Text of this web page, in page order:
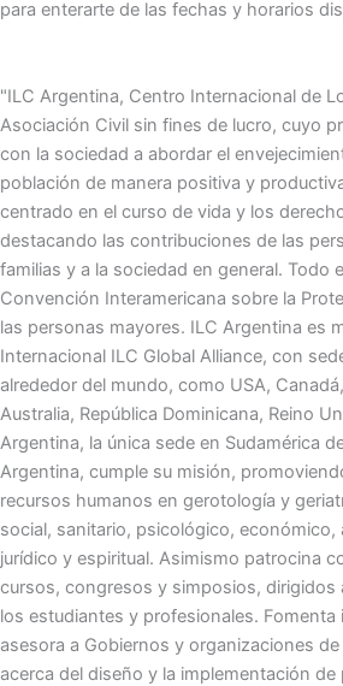
para enterarte de las fechas y horarios
"ILC Argentina, Centro Internacional de
Asociación Civil sin fines de lucro, cuyo
con la sociedad a abordar el
población de manera positiva y
centrado en el curso de vida y los
destacando las contribuciones de las
familias y a la sociedad en general. Todo
Convención Interamericana sobre la
las personas mayores. ILC Argentina es
Internacional ILC Global Alliance, con
alrededor del mundo, como USA,
Australia, República Dominicana, Reino
Argentina, la única sede en Sudamérica
Argentina, cumple su misión,
recursos humanos en gerotología y
social, sanitario, psicológico,
jurídico y espiritual. Asimismo patrocina
cursos, congresos y simposios, dirigidos
los estudiantes y profesionales.
asesora a Gobiernos y organizaciones
acerca del diseño y la implementación